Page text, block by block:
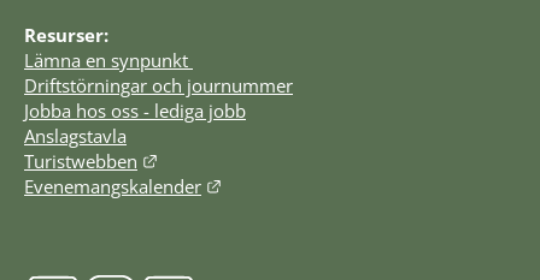
Resurser:
Lämna en synpunkt
Driftstörningar och journummer
Jobba hos oss - lediga jobb
Anslagstavla
Turistwebben
Länk till annan webbplats.
Evenemangskalender
Länk till annan webbplats.